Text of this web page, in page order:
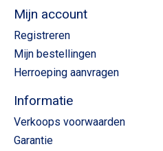
Mijn account
Registreren
Mijn bestellingen
Herroeping aanvragen
Informatie
Verkoops voorwaarden
Garantie